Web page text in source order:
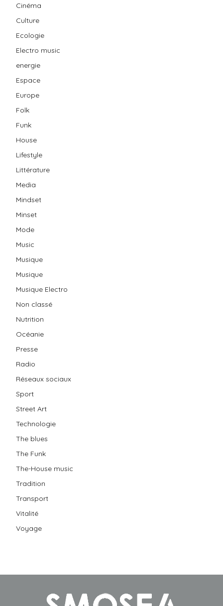
Cinéma
Culture
Ecologie
Electro music
energie
Espace
Europe
Folk
Funk
House
Lifestyle
Littérature
Media
Mindset
Minset
Mode
Music
Musique
Musique
Musique Electro
Non classé
Nutrition
Océanie
Presse
Radio
Réseaux sociaux
Sport
Street Art
Technologie
The blues
The Funk
The-House music
Tradition
Transport
Vitalité
Voyage